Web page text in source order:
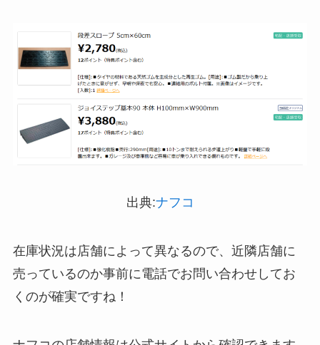
マックカードはどこで買える？Amazonや金券ショ
ストレッチポールはどこで買える？取扱店は100均
やニトリ？
アサイーの冷凍はどこに売ってる？コストコや業
務スーパーで買える！
出典:ナフコ
在庫状況は店舗によって異なるので、近隣店舗に
売っているのか事前に電話でお問い合わせしてお
くのが確実ですね！